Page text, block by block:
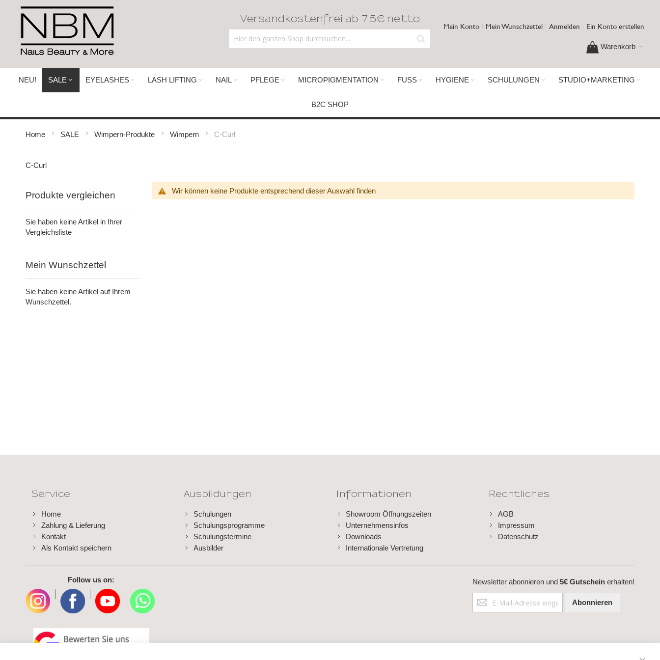
Direkt
Inhalt
Versandkostenfrei ab 75€ netto
Mein Konto Mein Wunschzettel Anmelden Ein Konto erstellen
Warenkorb
NEU! SALE EYELASHES LASH LIFTING NAIL PFLEGE MICROPIGMENTATION FUSS HYGIENE SCHULUNGEN STUDIO+MARKETING
B2C SHOP
Home SALE Wimpern-Produkte Wimpern C-Curl
C-Curl
Wir können keine Produkte entsprechend dieser Auswahl finden
Produkte vergleichen
Sie haben keine Artikel in Ihrer
Vergleichsliste
Mein Wunschzettel
Sie haben keine Artikel auf Ihrem
Wunschzettel.
Service
Home
Zahlung & Lieferung
Kontakt
Als Kontakt speichern
Ausbildungen
Schulungen
Schulungsprogramme
Schulungstermine
Ausbilder
Informationen
Showroom Öffnungszeiten
Unternehmensinfos
Downloads
Internationale Vertretung
Rechtliches
AGB
Impressum
Datenschutz
Follow us on: Newsletter abonnieren und5€ Gutschein erhalten!
Anmeldung
zum
Abonnieren